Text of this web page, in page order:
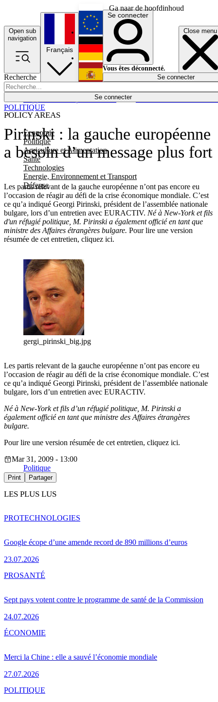
Ga naar de hoofdinhoud
Open sub
navigation
Close menu
Recherche
Se connecter
POLICY AREAS
Economie
Politique
Agriculture et Alimentation
Santé
Technologies
Energie, Environnement et Transport
Défense
Économie
Français
English
Deutsch
Español
Se connecter
Vous êtes déconnecté.
Se connecter
Pirinski : la gauche européenne
a besoin d’un message plus fort
Les partis relevant de la gauche européenne n’ont pas encore eu
l’occasion de réagir au défi de la crise économique mondiale. C’est
ce qu’a indiqué Georgi Pirinski, président de l’assemblée nationale
bulgare, lors d’un entretien avec EURACTIV. Né à New-York et fils
d'un réfugié politique, M. Pirinski a également officié en tant que
ministre des Affaires étrangères bulgare. Pour lire une version
résumée de cet entretien, cliquez ici.
POLITIQUE
gergi_pirinski_big.jpg
Les partis relevant de la gauche européenne n’ont pas encore eu
l’occasion de réagir au défi de la crise économique mondiale. C’est
ce qu’a indiqué Georgi Pirinski, président de l’assemblée nationale
bulgare, lors d’un entretien avec EURACTIV.
Né à New-York et fils d’un réfugié politique, M. Pirinski a
également officié en tant que ministre des Affaires étrangères
bulgare.
Pour lire une version résumée de cet entretien, cliquez ici.
Mar 31, 2009 - 13:00
Politique
Print Partager
LES PLUS LUS
Google écope d’une amende record de 890 millions d’euros
23.07.2026
PROTECHNOLOGIES
Sept pays votent contre le programme de santé de la Commission
24.07.2026
PROSANTÉ
Merci la Chine : elle a sauvé l’économie mondiale
27.07.2026
ÉCONOMIE
POLITIQUE